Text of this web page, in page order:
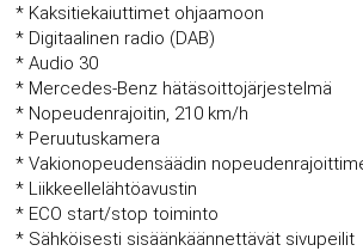
* Kaksitiekaiuttimet ohjaamoon
* Digitaalinen radio (DAB)
* Audio 30
* Mercedes-Benz hätäsoittojärjestelmä
* Nopeudenrajoitin, 210 km/h
* Peruutuskamera
* Vakionopeudensäädin
* Liikkeellelähtöavustin
* ECO start/stop toiminto
* Sähköisesti sisäänkäännettävät sivupeilit